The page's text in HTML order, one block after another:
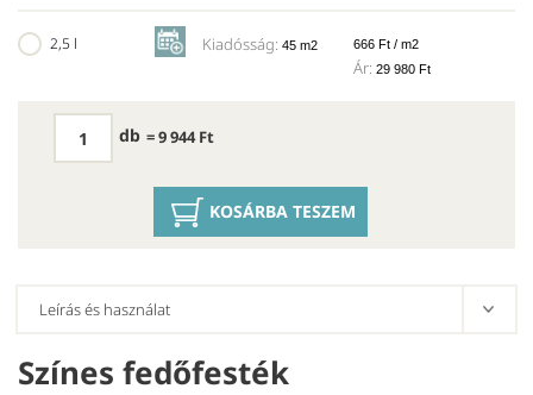
2,5 l Kiadósság: 45 m2 666 Ft / m2
Ár: 29 980 Ft
db = 9 944 Ft
KOSÁRBA TESZEM
Színes fedőfesték